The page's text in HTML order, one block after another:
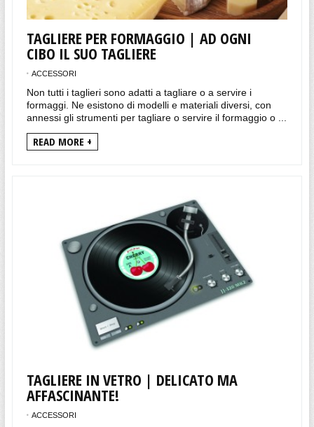
TAGLIERE PER FORMAGGIO | AD OGNI
CIBO IL SUO TAGLIERE
ACCESSORI
Non tutti i taglieri sono adatti a tagliare o a servire i
formaggi. Ne esistono di modelli e materiali diversi, con
annessi gli strumenti per tagliare o servire il formaggio o ...
READ MORE +
TAGLIERE IN VETRO | DELICATO MA
AFFASCINANTE!
ACCESSORI